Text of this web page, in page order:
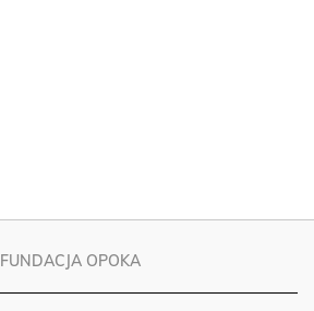
FUNDACJA OPOKA